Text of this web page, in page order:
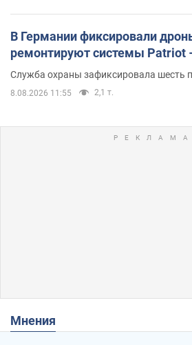
В Германии фиксировали
ремонтируют системы Patriot
Служба охраны зафиксировала шесть
8.08.2026 11:55 2,1 т.
Мнения